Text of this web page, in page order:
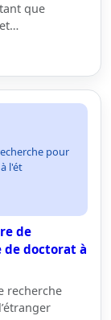
que
pour
l'ét
de
de doctorat à
recherche